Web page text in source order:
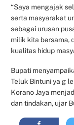
“Saya mengajak
serta masyarakat
sebagai urusan
milik kita bersama,
kualitas hidup
Bupati
Teluk Bintuni ya g
Korano Jaya
dan tindakan, ujar